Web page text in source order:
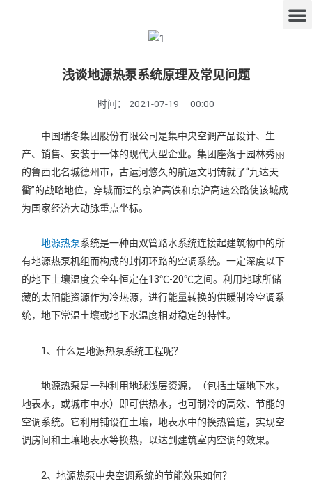
浅谈地源热泵系统原理及常见问题
时间： 2021-07-19 00:00
中国瑞冬集团股份有限公司是集中央空调产品设计、生
产、销售、安装于一体的现代大型企业。集团座落于园林秀丽
的鲁西北名城德州市，古运河悠久的航运文明铸就了“九达天
衢”的战略地位，穿城而过的京沪高铁和京沪高速公路使该城成
为国家经济大动脉重点坐标。
地源热泵系统是一种由双管路水系统连接起建筑物中的所
有地源热泵机组而构成的封闭环路的空调系统。一定深度以下
的地下土壤温度会全年恒定在13℃-20℃之间。利用地球所储
藏的太阳能资源作为冷热源，进行能量转换的供暖制冷空调系
统，地下常温土壤或地下水温度相对稳定的特性。
1、什么是地源热泵系统工程呢？
地源热泵是一种利用地球浅层资源，（包括土壤地下水，
地表水，或城市中水）即可供热水，也可制冷的高效、节能的
空调系统。它利用铺设在土壤，地表水中的换热管道，实现空
调房间和土壤地表水等换热，以达到建筑室内空调的效果。
2、地源热泵中央空调系统的节能效果如何？